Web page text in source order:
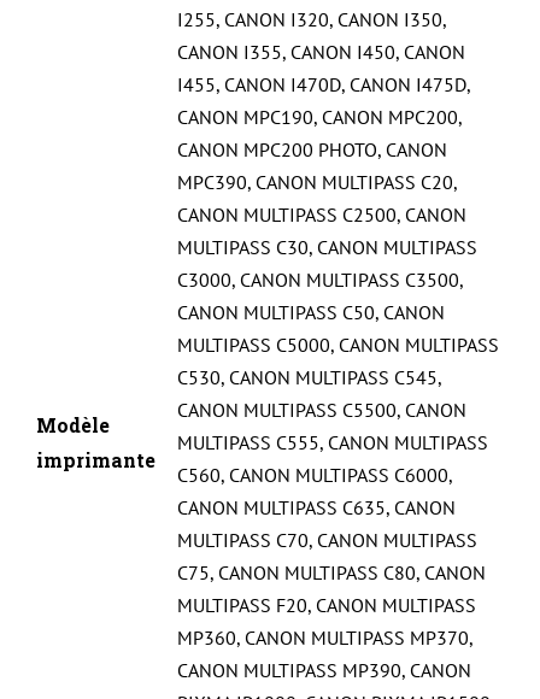
Modèle
imprimante
I255, CANON I320, CANON I350,
CANON I355, CANON I450, CANON
I455, CANON I470D, CANON I475D,
CANON MPC190, CANON MPC200,
CANON MPC200 PHOTO, CANON
MPC390, CANON MULTIPASS C20,
CANON MULTIPASS C2500, CANON
MULTIPASS C30, CANON MULTIPASS
C3000, CANON MULTIPASS C3500,
CANON MULTIPASS C50, CANON
MULTIPASS C5000, CANON MULTIPASS
C530, CANON MULTIPASS C545,
CANON MULTIPASS C5500, CANON
MULTIPASS C555, CANON MULTIPASS
C560, CANON MULTIPASS C6000,
CANON MULTIPASS C635, CANON
MULTIPASS C70, CANON MULTIPASS
C75, CANON MULTIPASS C80, CANON
MULTIPASS F20, CANON MULTIPASS
MP360, CANON MULTIPASS MP370,
CANON MULTIPASS MP390, CANON